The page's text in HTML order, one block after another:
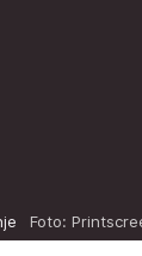
Foto: